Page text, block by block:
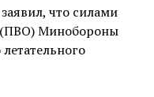
что силами
Минобороны